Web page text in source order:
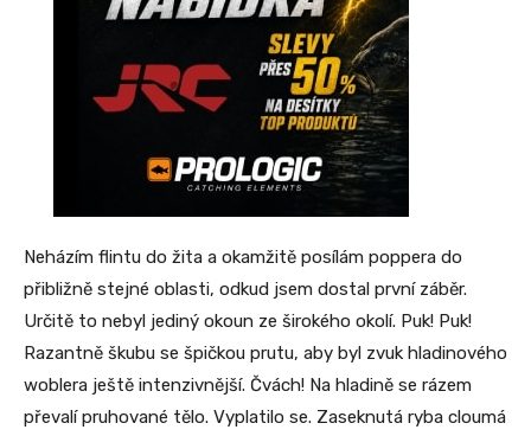
Neházím flintu do žita a okamžitě posílám poppera do
přibližně stejné oblasti, odkud jsem dostal první záběr.
Určitě to nebyl jediný okoun ze širokého okolí. Puk! Puk!
Razantně škubu se špičkou prutu, aby byl zvuk hladinového
woblera ještě intenzivnější. Čvách! Na hladině se rázem
převalí pruhované tělo. Vyplatilo se. Zaseknutá ryba cloumá